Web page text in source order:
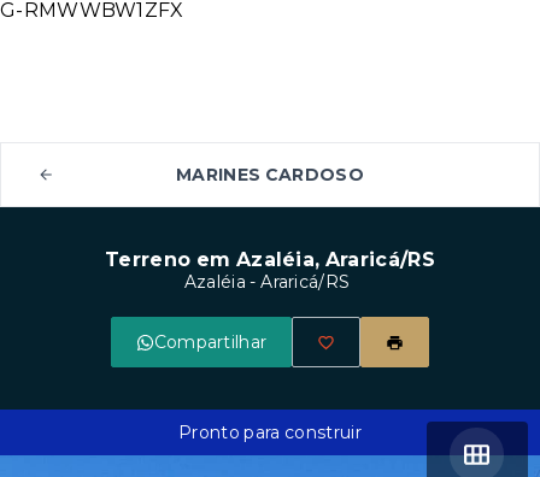
G-RMWWBW1ZFX
MARINES CARDOSO
Terreno em Azaléia, Araricá/RS
Azaléia - Araricá/RS
Compartilhar
Pronto para construir